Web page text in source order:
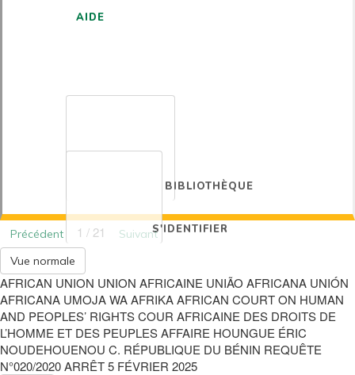
AIDE
BIBLIOTHÈQUE
S'IDENTIFIER
Précédent 1 / 21
Suivant
Vue normale
AFRICAN UNION UNION AFRICAINE UNIÃO AFRICANA UNIÓN
AFRICANA UMOJA WA AFRIKA AFRICAN COURT ON HUMAN
AND PEOPLES’ RIGHTS COUR AFRICAINE DES DROITS DE
L’HOMME ET DES PEUPLES AFFAIRE HOUNGUE ÉRIC
NOUDEHOUENOU C. RÉPUBLIQUE DU BÉNIN REQUÊTE
N°020/2020 ARRÊT 5 FÉVRIER 2025